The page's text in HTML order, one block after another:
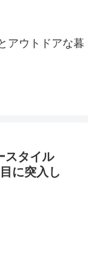
アウトドアな暮
スタイル
に突入し